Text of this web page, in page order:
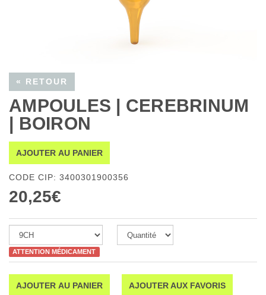
« RETOUR
AMPOULES | CEREBRINUM
| BOIRON
AJOUTER AU PANIER
CODE CIP: 3400301900356
20,25€
ATTENTION MÉDICAMENT
AJOUTER AU PANIER AJOUTER AUX FAVORIS